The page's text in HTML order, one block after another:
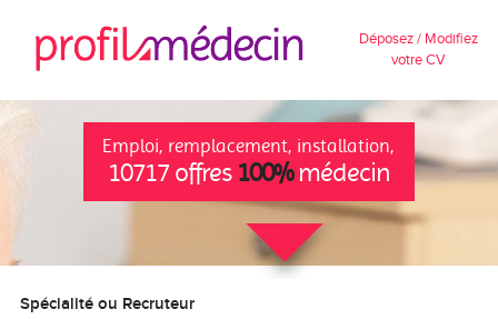
Déposez / Modifiez
votre CV
Emploi, remplacement, installation,
10717 offres 100%médecin
Spécialité ou Recruteur